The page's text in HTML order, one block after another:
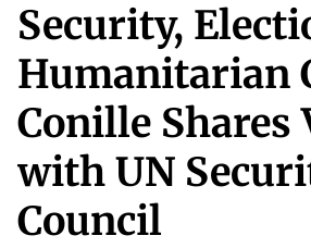
Security,
Humanitarian
Conille Shares
with UN
Council